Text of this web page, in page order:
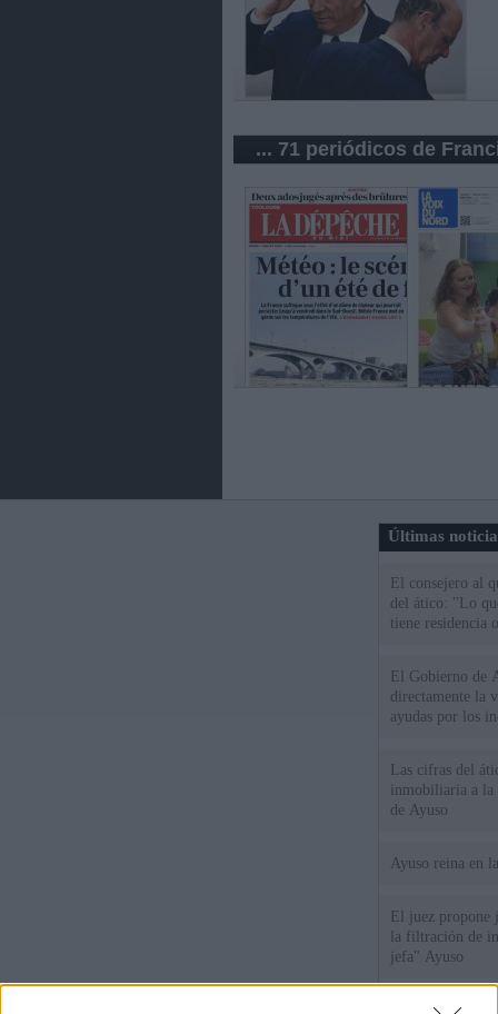
... 71 periódicos de
Últimas
El consejero al
del ático: "Lo
tiene residencia
El Gobierno de
directamente la
ayudas por los
Las cifras del
inmobiliaria a la
de Ayuso
Ayuso reina en
El juez propone
la filtración de
jefa" Ayuso
"¿Cuál es el